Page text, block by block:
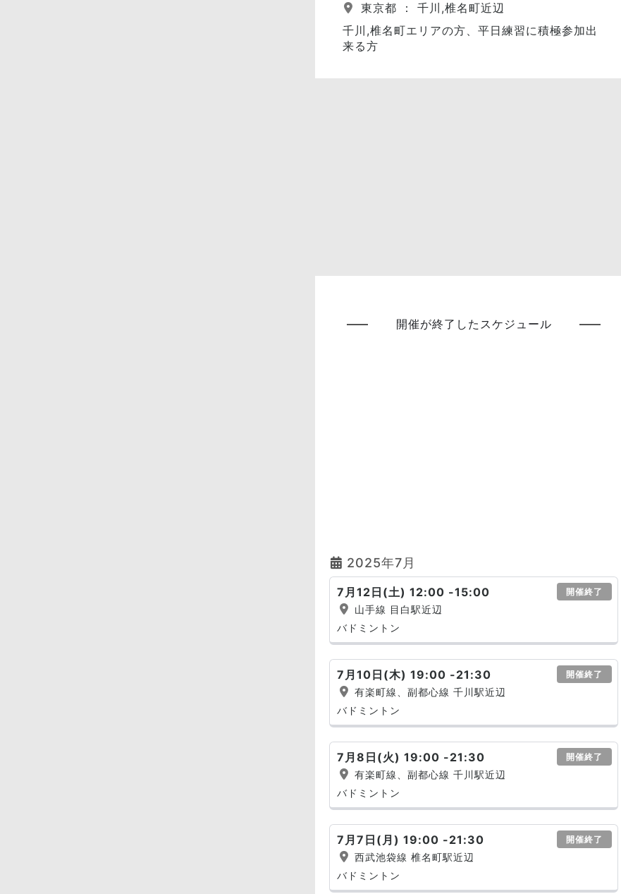
東京都 ： 千川,椎名町近辺
千川,椎名町エリアの方、平日練習に積極参加出
来る方
開催が終了したスケジュール
2025年7月
7月12日(土) 12:00 -15:00 開催終了
山手線 目白駅近辺
バドミントン
7月10日(木) 19:00 -21:30 開催終了
有楽町線、副都心線 千川駅近辺
バドミントン
7月8日(火) 19:00 -21:30 開催終了
有楽町線、副都心線 千川駅近辺
バドミントン
7月7日(月) 19:00 -21:30 開催終了
西武池袋線 椎名町駅近辺
バドミントン